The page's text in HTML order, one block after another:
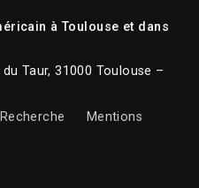
à Toulouse et dans
du Taur, 31000 Toulouse –
Recherche
Mentions